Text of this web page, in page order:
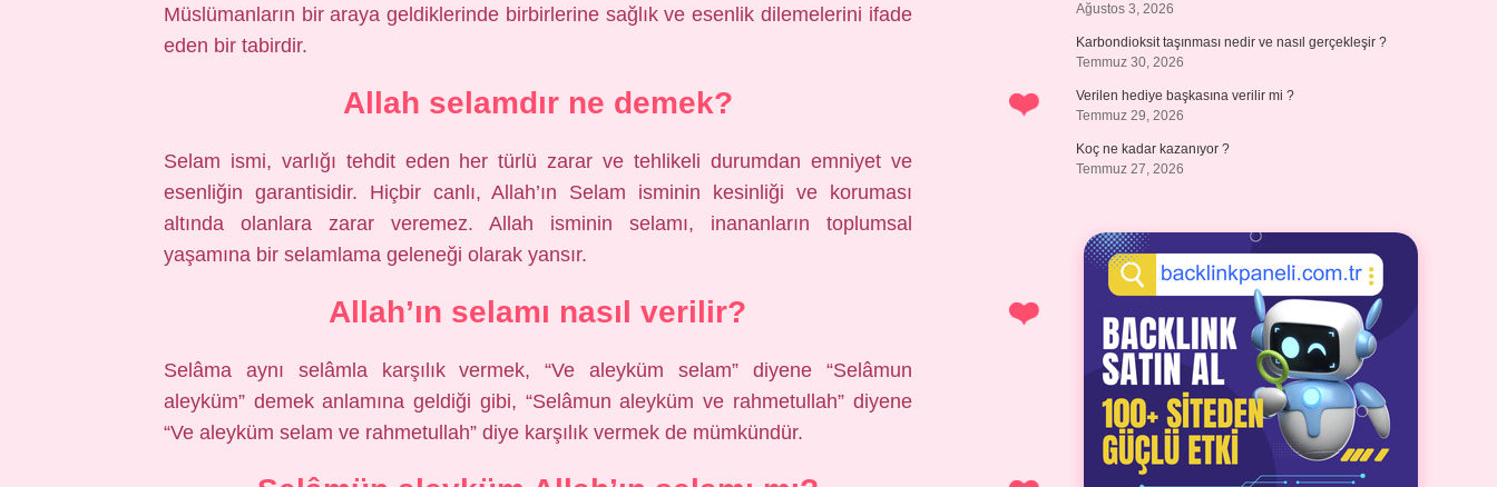
Müslümanların bir araya geldiklerinde birbirlerine sağlık ve esenlik dilemelerini ifade
eden bir tabirdir.
Allah selamdır ne demek?
Selam ismi, varlığı tehdit eden her türlü zarar ve tehlikeli durumdan emniyet ve
esenliğin garantisidir. Hiçbir canlı, Allah’ın Selam isminin kesinliği ve koruması
altında olanlara zarar veremez. Allah isminin selamı, inananların toplumsal
yaşamına bir selamlama geleneği olarak yansır.
Allah’ın selamı nasıl verilir?
Selâma aynı selâmla karşılık vermek, “Ve aleyküm selam” diyene “Selâmun
aleyküm” demek anlamına geldiği gibi, “Selâmun aleyküm ve rahmetullah” diyene
“Ve aleyküm selam ve rahmetullah” diye karşılık vermek de mümkündür.
Ağustos 3, 2026
Karbondioksit taşınması nedir ve nasıl gerçekleşir ?
Temmuz 30, 2026
Verilen hediye başkasına verilir mi ?
Temmuz 29, 2026
Koç ne kadar kazanıyor ?
Temmuz 27, 2026